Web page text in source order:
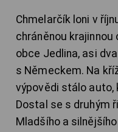
Chmelarčík loni v
chráněnou
obce Jedlina, asi
s Německem. Na
výpovědi stálo auto,
Dostal se s druhým
Mladšího a